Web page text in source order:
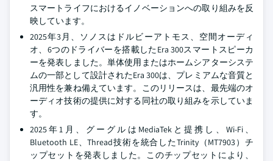
スマートライフにおけるイノベーションへの取り組みを反
映しています。
2025年3月、ソノスはドルビーアトモス、空間オーディ
オ、6つのドライバーを搭載したEra 300スマートスピーカ
ーを発表しました。単体使用またはホームシアターシステ
ムの一部として設計されたEra 300は、プレミアムな音質と
汎用性を兼ね備えています。このリリースは、最先端のオ
ーディオ技術の提供に対する同社の取り組みを示していま
す。
2025年1月、グーグルはMediaTekと提携し、Wi-Fi、
Bluetooth LE、Thread技術を統合したTrinity（MT7903）チ
ップセットを発表しました。このチップセットにより、